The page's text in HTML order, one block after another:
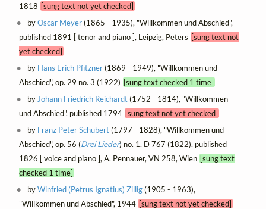
1818 [sung text not yet checked]
byOscar Meyer(1865 - 1935), "Willkommen und Abschied",
published 1891 [ tenor and piano ], Leipzig, Peters [sung text not
yet checked]
by Hans Erich Pfitzner(1869 - 1949), "Willkommen und
Abschied", op. 29 no. 3 (1922) [sung text checked 1 time]
by Johann Friedrich Reichardt(1752 - 1814), "Willkommen
und Abschied", published 1794 [sung text not yet checked]
by Franz Peter Schubert(1797 - 1828), "Willkommen und
Abschied", op. 56 (Drei Lieder) no. 1, D 767 (1822), published
1826 [ voice and piano ], A. Pennauer, VN 258, Wien [sung text
checked 1 time]
byWinfried (Petrus Ignatius) Zillig(1905 - 1963),
"Willkommen und Abschied", 1944 [sung text not yet checked]